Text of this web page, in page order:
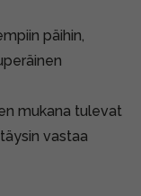
päihin,
mukana tulevat
vastaa